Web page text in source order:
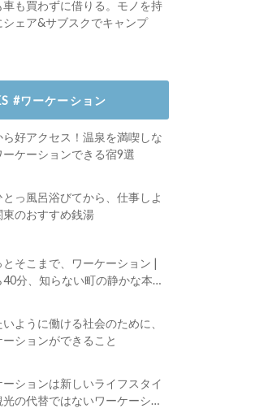
車も買わずに借りる。モノを持
シェア&サブスクでキャンプ
#ワーケーション
ら好アクセス！温泉を満喫しな
ーケーションできる宿9選
とっ風呂浴びてから、仕事しよ
東のおすすめ銭湯
とそこまで、ワーケーション |
分、知らない町の静かな本屋
ように働ける社会のために、
ーションができること
ーションは新しいライフスタイ
光の代替ではないワーケーショ